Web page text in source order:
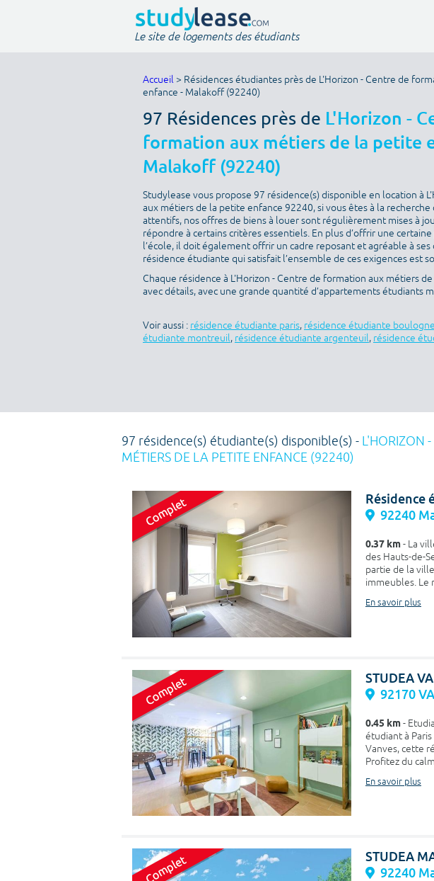
Le site de logements des étudiants
Accueil > Résidences étudiantes près de L'Horizon - Centre de
enfance - Malakoff (92240)
97 Résidences près de L'Horizon -
formation aux métiers de la petite
Malakoff (92240)
Studylease vous propose 97 résidence(s) disponible en location à
aux métiers de la petite enfance 92240, si vous êtes à la
attentifs, nos offres de biens à louer sont régulièrement mises à
répondre à certains critères essentiels. En plus d’offrir une
l’école, il doit également offrir un cadre reposant et agréable à ses
résidence étudiante qui satisfait l’ensemble de ces exigences est
Chaque résidence à L'Horizon - Centre de formation aux métiers
avec détails, avec une grande quantité d’appartements étudiants
Voir aussi : résidence étudiante paris, résidence étudiante
étudiante montreuil, résidence étudiante argenteuil, résidence
97 résidence(s) étudiante(s) disponible(s) - L'HORIZON
MÉTIERS DE LA PETITE ENFANCE (92240)
Résidence
92240
0.37 km- La
des Hauts-de-
partie de la
immeubles. Le
En savoir plus
STUDEA
92170
0.45 km-
étudiant à
Vanves, cette
Profitez du
En savoir plus
STUDEA
92240